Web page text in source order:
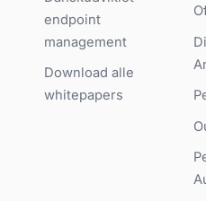
endpoint
management
Download alle
whitepapers